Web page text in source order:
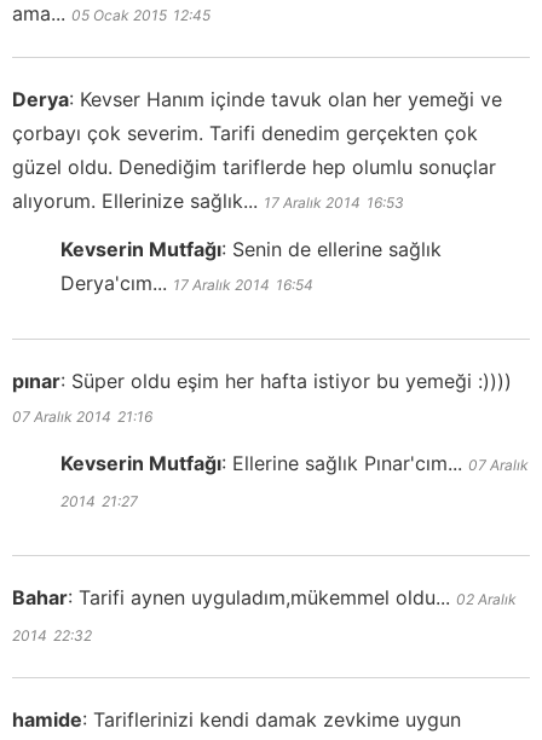
ama... 05 Ocak 2015 12:45
Derya: Kevser Hanım içinde tavuk olan her yemeği ve
çorbayı çok severim. Tarifi denedim gerçekten çok
güzel oldu. Denediğim tariflerde hep olumlu sonuçlar
alıyorum. Ellerinize sağlık... 17 Aralık 2014 16:53
Kevserin Mutfağı: Senin de ellerine sağlık
Derya'cım... 17 Aralık 2014 16:54
pınar: Süper oldu eşim her hafta istiyor bu yemeği :))))
07 Aralık 2014 21:16
Kevserin Mutfağı: Ellerine sağlık Pınar'cım... 07 Aralık
2014 21:27
Bahar: Tarifi aynen uyguladım,mükemmel oldu... 02 Aralık
2014 22:32
hamide: Tariflerinizi kendi damak zevkime uygun